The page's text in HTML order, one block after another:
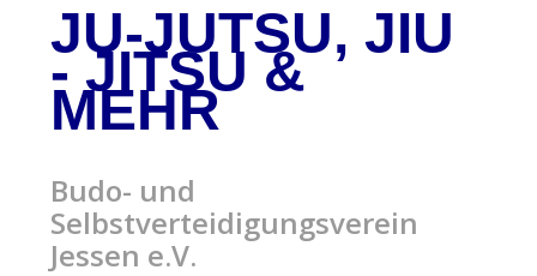
JU-JUTSU, JIU
- JITSU&
MEHR
Budo- und
Selbstverteidigungsverein
Jessen e.V.